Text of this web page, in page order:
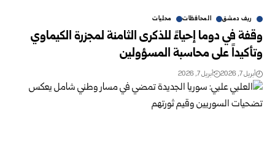
ريف دمشق المحافظات محليات
وقفة في دوما إحياءً للذكرى الثامنة لمجزرة الكيماوي
وتأكيداً على محاسبة المسؤولين
أبريل 7, 2026 أبريل 7, 2026